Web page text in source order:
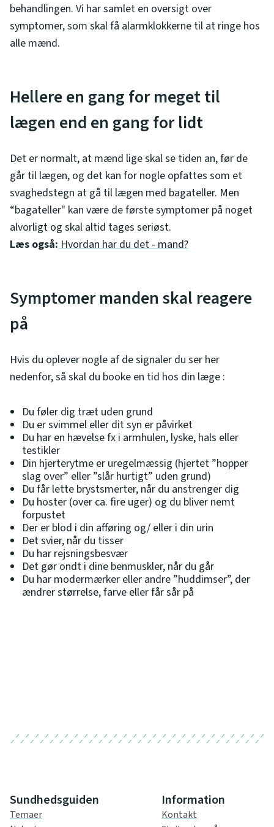
behandlingen. Vi har samlet en oversigt over
symptomer, som skal få alarmklokkerne til at ringe hos
alle mænd.
Hellere en gang for meget til
lægen end en gang for lidt
Det er normalt, at mænd lige skal se tiden an, før de
går til lægen, og det kan for nogle opfattes som et
svaghedstegn at gå til lægen med bagateller. Men
“bagateller" kan være de første symptomer på noget
alvorligt og skal altid tages seriøst.
Læs også: Hvordan har du det - mand?
Symptomer manden skal reagere
på
Hvis du oplever nogle af de signaler du ser her
nedenfor, så skal du booke en tid hos din læge :
Du føler dig træt uden grund
Du er svimmel eller dit syn er påvirket
Du har en hævelse fx i armhulen, lyske, hals eller
testikler
Din hjerterytme er uregelmæssig (hjertet ”hopper
slag over” eller ”slår hurtigt” uden grund)
Du får lette brystsmerter, når du anstrenger dig
Du hoster (over ca. fire uger) og du bliver nemt
forpustet
Der er blod i din afføring og/ eller i din urin
Det svier, når du tisser
Du har rejsningsbesvær
Det gør ondt i dine benmuskler, når du går
Du har modermærker eller andre ”huddimser”, der
ændrer størrelse, farve eller får sår på
Sundhedsguiden
Temaer
Information
Kontakt